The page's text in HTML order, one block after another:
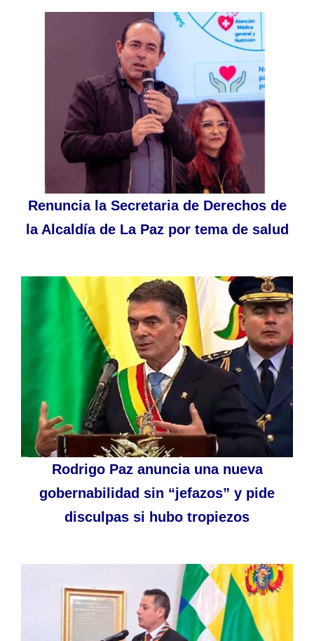
Renuncia la Secretaria de Derechos de
la Alcaldía de La Paz por tema de salud
Rodrigo Paz anuncia una nueva
gobernabilidad sin “jefazos” y pide
disculpas si hubo tropiezos